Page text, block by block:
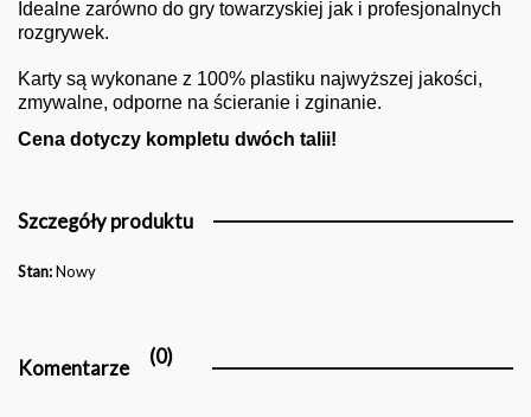
Idealne zarówno do gry towarzyskiej jak i profesjonalnych
rozgrywek.
Karty są wykonane z 100% plastiku najwyższej jakości,
zmywalne, odporne na ścieranie i zginanie.
Cena dotyczy kompletu dwóch talii!
Szczegóły produktu
Stan:Nowy
Komentarze (0)